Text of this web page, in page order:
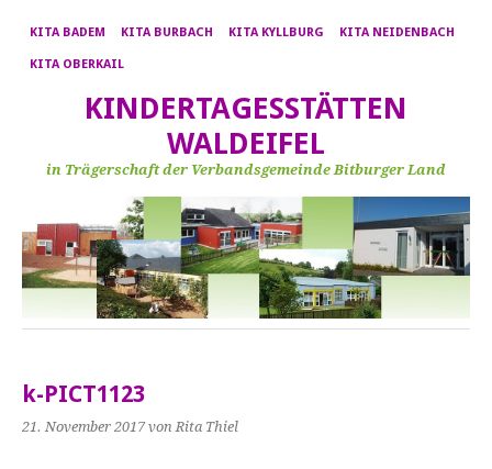
KITA BADEM KITA BURBACH KITA KYLLBURG KITA NEIDENBACH
KITA OBERKAIL
KINDERTAGESSTÄTTEN
WALDEIFEL
in Trägerschaft der Verbandsgemeinde Bitburger Land
k-PICT1123
21. November 2017 von Rita Thiel